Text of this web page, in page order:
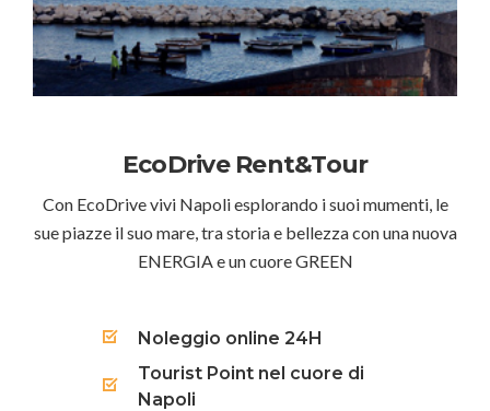
EcoDrive Rent&Tour
Con EcoDrive vivi Napoli esplorando i suoi mumenti, le
sue piazze il suo mare, tra storia e bellezza con una nuova
ENERGIA e un cuore GREEN
Noleggio online 24H
Tourist Point nel cuore di
Napoli